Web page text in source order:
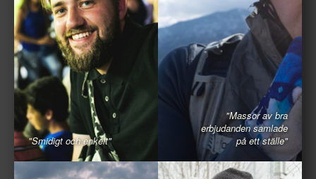
"Smidigt och enkelt"
"Massor av bra
erbjudanden samlade
på ett ställe"